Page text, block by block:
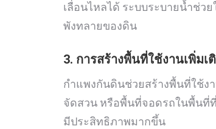
เลื่อนไหลได้ ระบบระบายน้ำช่ว
พังทลายของดิน
3. การสร้างพื้นที่ใช้งานเพิ่มเ
กำแพงกันดินช่วยสร้างพื้นที่ใช้ง
จัดสวน หรือพื้นที่จอดรถในพื้นที่
มีประสิทธิภาพมากขึ้น